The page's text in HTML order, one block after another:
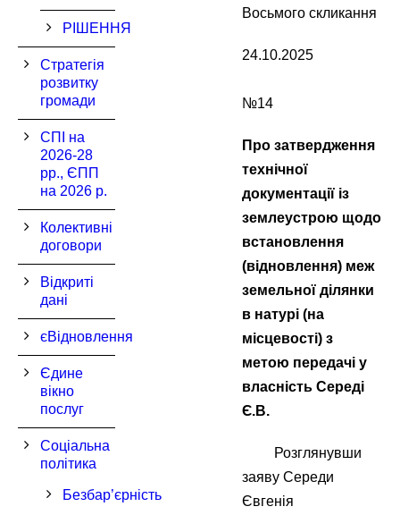
Восьмого скликання
24.10.2025
№14
Про затвердження
технічної
документації із
землеустрою щодо
встановлення
(відновлення) меж
земельної ділянки
в натурі (на
місцевості) з
метою передачі у
власність Середі
Є.В.
Розглянувши
заяву Середи
Євгенія
РІШЕННЯ
Стратегія
розвитку
громади
СПІ на
2026-28
рр., ЄПП
на 2026 р.
Колективні
договори
Відкриті
дані
єВідновлення
Єдине
вікно
послуг
Соціальна
політика
Безбар’єрність